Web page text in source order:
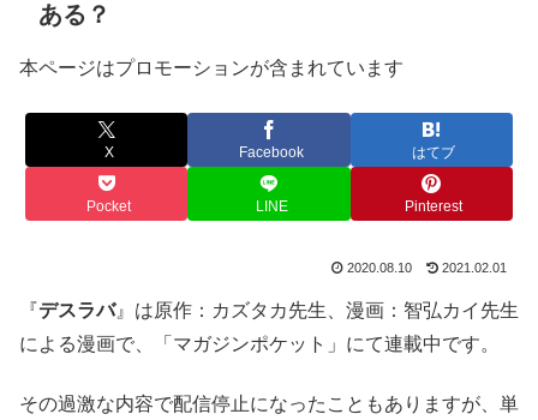
ある？
本ページはプロモーションが含まれています
X Facebook はてブ
Pocket LINE Pinterest
2020.08.10 2021.02.01
『デスラバ』は原作：カズタカ先生、漫画：智弘カイ先生
による漫画で、「マガジンポケット」にて連載中です。
その過激な内容で配信停止になったこともありますが、単